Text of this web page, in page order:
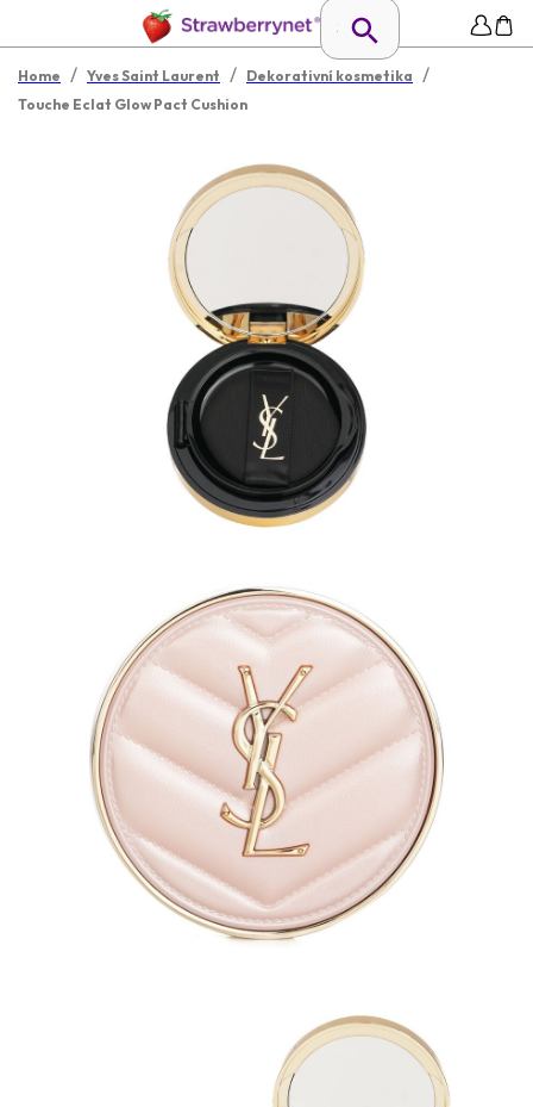
Home / Yves Saint Laurent / Dekorativní kosmetika /
Touche Eclat Glow Pact Cushion